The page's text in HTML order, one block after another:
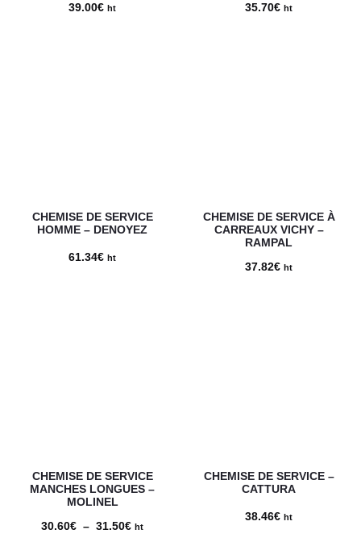
39.00€ ht 35.70€ ht
CHEMISE DE SERVICE
HOMME – DENOYEZ
61.34€ ht
CHEMISE DE SERVICE À
CARREAUX VICHY –
RAMPAL
37.82€ ht
CHEMISE DE SERVICE
MANCHES LONGUES –
MOLINEL
30.60€ – 31.50€ Plage
ht
CHEMISE DE SERVICE –
CATTURA
38.46€ ht